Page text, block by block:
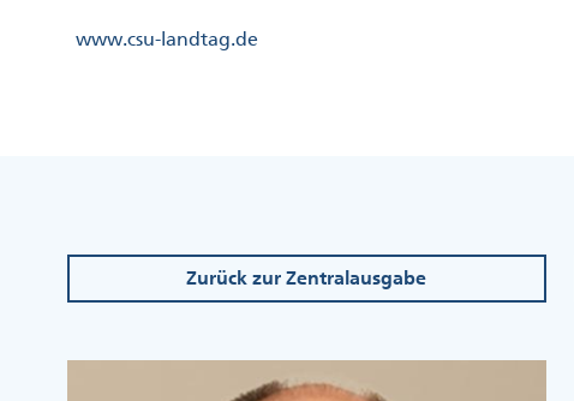
Kopfzeile
www.csu-landtag.de
Zurück zur Zentralausgabe